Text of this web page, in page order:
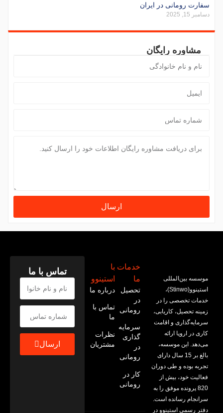
سفارت رومانی در ایران
دسامبر 15, 2025
مشاوره رایگان
ارسال
موسسه بین‌المللی
استینوو(Stinwo)،
خدمات تخصصی را در
زمینه تحصیل، کاریابی،
سرمایه‌گذاری و اقامت
کاری در اروپا ارائه
می‌‌دهد. این موسسه،
بالغ بر 15 سال دارای
تجربه بوده و طی دوران
فعالیت خود، بیش از
820 پرونده موفق را به
سرانجام رسانده است.
دفتر رسمی استینوو در
خدمات
ما
تحصیل
در
رومانی
سرمایه
گذاری
در
رومانی
کار در
رومانی
با
استینوو
درباره ما
تماس با
ما
نظرات
مشتریان
تماس با ما
ارسال